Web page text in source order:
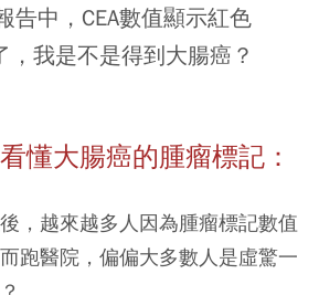
告中，CEA數值顯示紅色
，我是不是得到大腸癌？
懂大腸癌的腫瘤標記：
，越來越多人因為腫瘤標記數值
跑醫院，偏偏大多數人是虛驚一